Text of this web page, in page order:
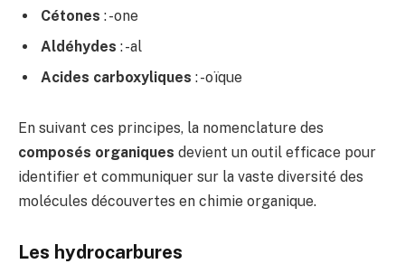
Cétones : -one
Aldéhydes : -al
Acides carboxyliques : -oïque
En suivant ces principes, la nomenclature des
composés organiques devient un outil efficace pour
identifier et communiquer sur la vaste diversité des
molécules découvertes en chimie organique.
Les hydrocarbures